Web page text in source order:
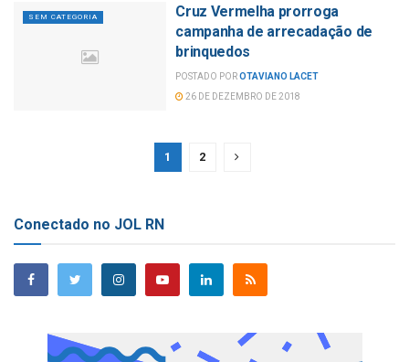
SEM CATEGORIA
Cruz Vermelha prorroga
campanha de arrecadação de
brinquedos
POSTADO POROTAVIANO LACET
26 DE DEZEMBRO DE 2018
1 2
Conectado no JOL RN